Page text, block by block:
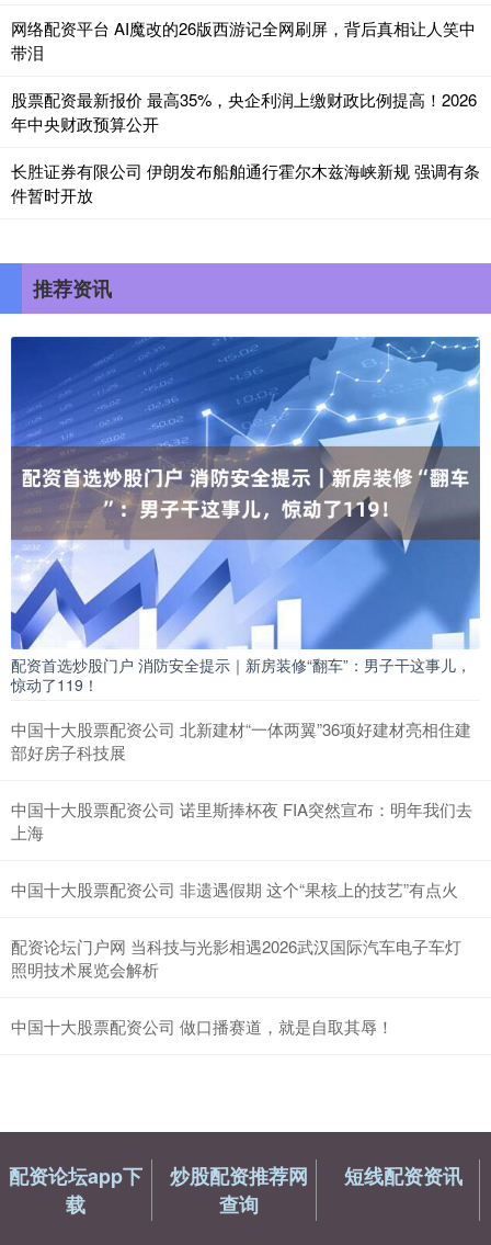
网络配资平台 AI魔改的26版西游记全网刷屏，背后真相让人笑中
带泪
股票配资最新报价 最高35%，央企利润上缴财政比例提高！2026
年中央财政预算公开
长胜证券有限公司 伊朗发布船舶通行霍尔木兹海峡新规 强调有条
件暂时开放
推荐资讯
配资首选炒股门户 消防安全提示｜新房装修“翻车”：男子干这事儿，
惊动了119！
中国十大股票配资公司 北新建材“一体两翼”36项好建材亮相住建
部好房子科技展
中国十大股票配资公司 诺里斯捧杯夜 FIA突然宣布：明年我们去
上海
中国十大股票配资公司 非遗遇假期 这个“果核上的技艺”有点火
配资论坛门户网 当科技与光影相遇2026武汉国际汽车电子车灯
照明技术展览会解析
中国十大股票配资公司 做口播赛道，就是自取其辱！
配资论坛app下
载
炒股配资推荐网
查询
短线配资资讯